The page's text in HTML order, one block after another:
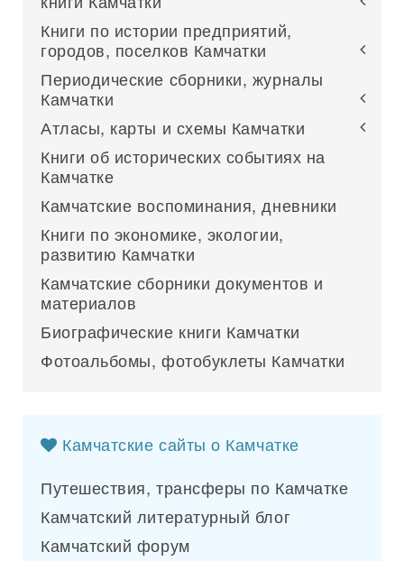
Книги по истории предприятий,
городов, поселков Камчатки
Периодические сборники, журналы
Камчатки
Атласы, карты и схемы Камчатки
Книги об исторических событиях на
Камчатке
Камчатские воспоминания, дневники
Книги по экономике, экологии,
развитию Камчатки
Камчатские сборники документов и
материалов
Биографические книги Камчатки
Фотоальбомы, фотобуклеты Камчатки
Камчатские сайты о Камчатке
Путешествия, трансферы по Камчатке
Камчатский литературный блог
Камчатский форум